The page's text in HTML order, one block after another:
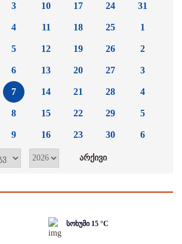
3
4
5
6
7
8
9
10
11
12
13
14
15
16
17
18
19
20
21
22
23
24
25
26
27
28
29
30
31
1
2
3
4
5
6
სოხუმი 15 °C